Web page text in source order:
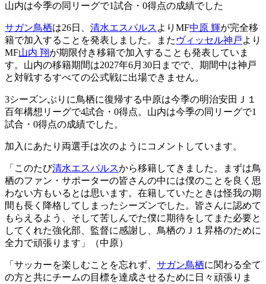
山内は今季の同リーグで1試合・0得点の成績でした
サガン鳥栖は26日、 清水エスパルス よりMF中原 輝が完全移
籍で加入することを発表しました。また ヴィッセル神戸より
MF山内 翔が期限付き移籍で加入することも発表していま
す。山内の移籍期間は2027年6月30日までで、期間中は神戸
と対戦するすべての公式戦に出場できません。
3シーズンぶりに鳥栖に復帰する中原は今季の明治安田Ｊ１
百年構想リーグで4試合・0得点。山内は今季の同リーグで1
試合・0得点の成績でした。
加入にあたり両選手は次のようにコメントしています。
「このたび清水エスパルスから移籍してきました。まずは鳥
栖のファン・サポーターの皆さんの中には僕のことを良く思
わない方もいるとは思います。在籍していたときは怪我の期
間も長く降格してしまったシーズンでした。皆さんに認めて
もらえるよう、そして苦しんでた僕に期待をしてまた必要と
してくれた強化部、監督に感謝し、鳥栖のＪ１昇格のために
全力で頑張ります」（中原）
「サッカーを楽しむことを忘れず、 サガン鳥栖に関わる全て
の方と共にチームの目標を達成させるために日々頑張りま